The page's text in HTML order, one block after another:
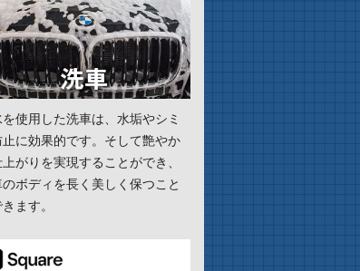
使用した洗車は、水垢やシミ
に効果的です。そして艶やか
がりを実現することができ、
ボディを長く美しく保つこと
ます。